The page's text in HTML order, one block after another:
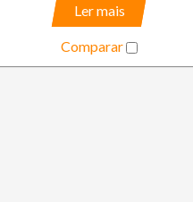
Ler mais
Comparar